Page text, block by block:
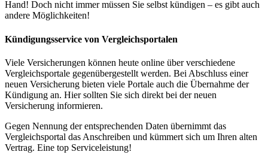
Hand! Doch nicht immer müssen Sie selbst kündigen – es gibt auch
andere Möglichkeiten!
Kündigungsservice von Vergleichsportalen
Viele Versicherungen können heute online über verschiedene
Vergleichsportale gegenübergestellt werden. Bei Abschluss einer
neuen Versicherung bieten viele Portale auch die Übernahme der
Kündigung an. Hier sollten Sie sich direkt bei der neuen
Versicherung informieren.
Gegen Nennung der entsprechenden Daten übernimmt das
Vergleichsportal das Anschreiben und kümmert sich um Ihren alten
Vertrag. Eine top Serviceleistung!